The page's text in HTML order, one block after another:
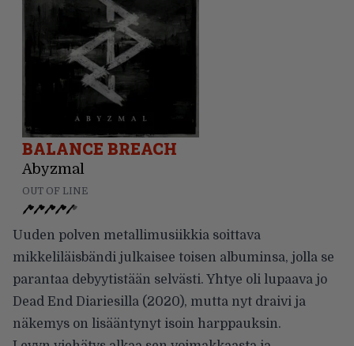
BALANCE BREACH
Abyzmal
OUT OF LINE
Uuden polven metallimusiikkia soittava
mikkeliläisbändi julkaisee toisen albuminsa, jolla se
parantaa debyytistään selvästi. Yhtye oli lupaava jo
Dead End Diariesilla (2020), mutta nyt draivi ja
näkemys on lisääntynyt isoin harppauksin.